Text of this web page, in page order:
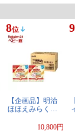
8位
【企画品】明治
ほほえみらく…
10,800円
9